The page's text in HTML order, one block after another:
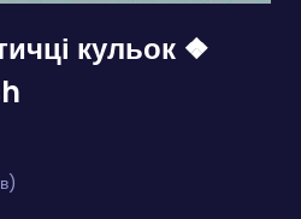
кульок ❖